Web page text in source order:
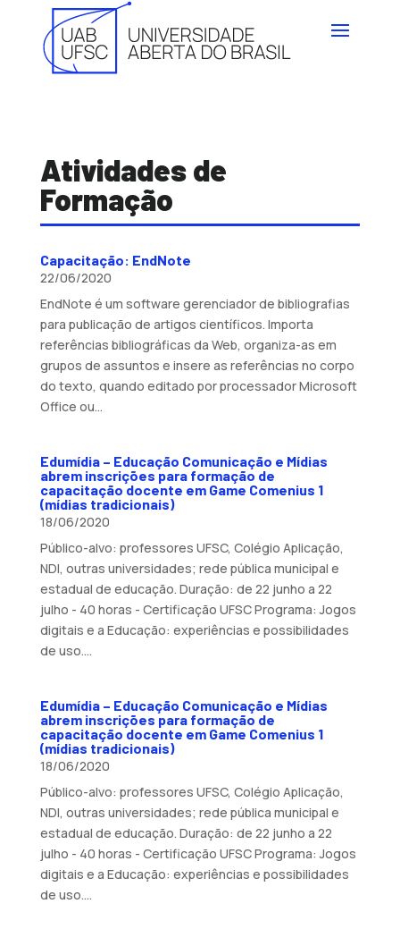
Atividades de
Formação
Capacitação: EndNote
22/06/2020
EndNote é um software gerenciador de bibliografias
para publicação de artigos científicos. Importa
referências bibliográficas da Web, organiza-as em
grupos de assuntos e insere as referências no corpo
do texto, quando editado por processador Microsoft
Office ou...
Edumídia – Educação Comunicação e Mídias
abrem inscrições para formação de
capacitação docente em Game Comenius 1
(mídias tradicionais)
18/06/2020
Público-alvo: professores UFSC, Colégio Aplicação,
NDI, outras universidades; rede pública municipal e
estadual de educação. Duração: de 22 junho a 22
julho - 40 horas - Certificação UFSC Programa: Jogos
digitais e a Educação: experiências e possibilidades
de uso....
Edumídia – Educação Comunicação e Mídias
abrem inscrições para formação de
capacitação docente em Game Comenius 1
(mídias tradicionais)
18/06/2020
Público-alvo: professores UFSC, Colégio Aplicação,
NDI, outras universidades; rede pública municipal e
estadual de educação. Duração: de 22 junho a 22
julho - 40 horas - Certificação UFSC Programa: Jogos
digitais e a Educação: experiências e possibilidades
de uso....